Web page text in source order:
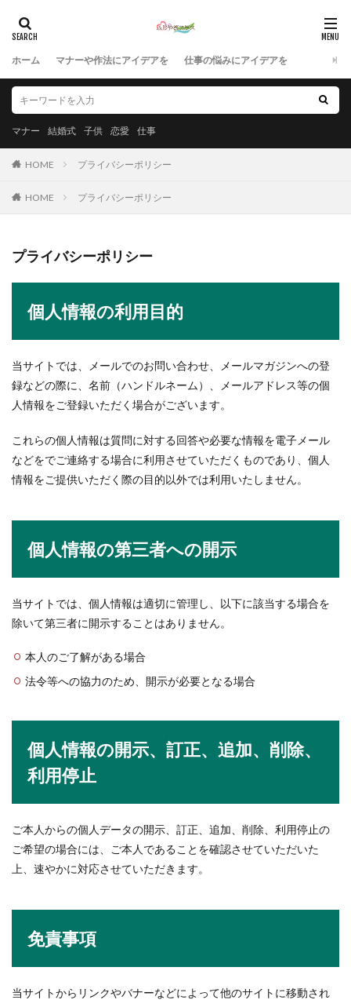
ホーム マナーや作法にアイデアを 仕事の悩みにアイデアを
マナー 結婚式 子供 恋愛 仕事
HOME プライバシーポリシー
HOME プライバシーポリシー
プライバシーポリシー
個人情報の利用目的
当サイトでは、メールでのお問い合わせ、メールマガジンへの登
録などの際に、名前（ハンドルネーム）、メールアドレス等の個
人情報をご登録いただく場合がございます。
これらの個人情報は質問に対する回答や必要な情報を電子メール
などをでご連絡する場合に利用させていただくものであり、個人
情報をご提供いただく際の目的以外では利用いたしません。
個人情報の第三者への開示
当サイトでは、個人情報は適切に管理し、以下に該当する場合を
除いて第三者に開示することはありません。
本人のご了解がある場合
法令等への協力のため、開示が必要となる場合
個人情報の開示、訂正、追加、削除、
利用停止
ご本人からの個人データの開示、訂正、追加、削除、利用停止の
ご希望の場合には、ご本人であることを確認させていただいた
上、速やかに対応させていただきます。
免責事項
当サイトからリンクやバナーなどによって他のサイトに移動され